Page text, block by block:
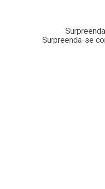
Surpreenda-se